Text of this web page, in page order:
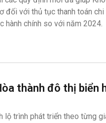
đối với thủ tục thanh toán chi
hành chính so với năm 2024.
thành đô thị biển
lộ trình phát triển theo từng